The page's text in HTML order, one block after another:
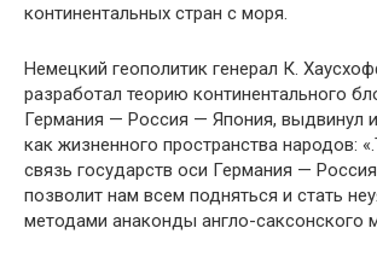
континентальных стран с моря.
Немецкий геополитик генерал К.
разработал теорию континентального
Германия — Россия — Япония, выдвинул
как жизненного пространства народов:
связь государств оси Германия —
позволит нам всем подняться и стать
методами ана­конды англо-саксонского